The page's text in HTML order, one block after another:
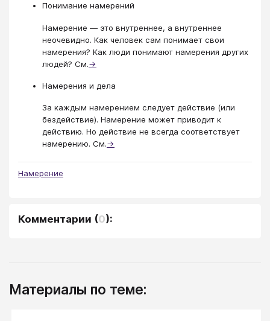
Понимание намерений
Намерение — это внутреннее, а внутреннее
неочевидно. Как человек сам понимает свои
намерения? Как люди понимают намерения других
людей? См.→
Намерения и дела
За каждым намерением следует действие (или
бездействие). Намерение может приводит к
действию. Но действие не всегда соответствует
намерению. См.→
Намерение
Комментарии (0):
Материалы по теме: